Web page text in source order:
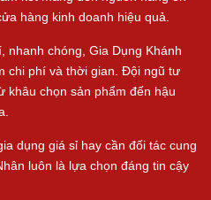
hàng kinh doanh hiệu quả.
nhanh chóng, Gia Dụng Khánh
chi phí và thời gian. Đội ngũ tư
khâu chọn sản phẩm đến hậu
dụng giá sỉ hay cần đối tác cung
luôn là lựa chọn đáng tin cậy